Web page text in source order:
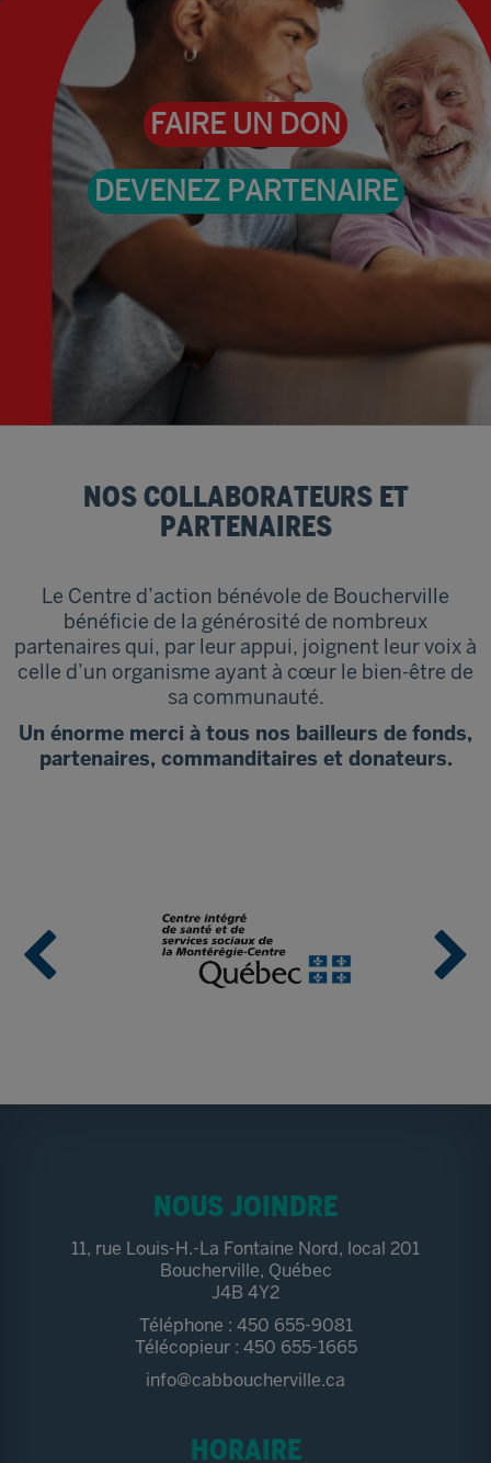
FAIRE UN DON
DEVENEZ PARTENAIRE
NOS COLLABORATEURS ET
PARTENAIRES
Le Centre d’action bénévole de Boucherville
bénéficie de la générosité de nombreux
partenaires qui, par leur appui, joignent leur voix à
celle d’un organisme ayant à cœur le bien-être de
sa communauté.
Un énorme merci à tous nos bailleurs de fonds,
partenaires, commanditaires et donateurs.
NOUS JOINDRE
11, rue Louis-H.-La Fontaine Nord, local 201
Boucherville, Québec
J4B 4Y2
Téléphone : 450 655-9081
Télécopieur : 450 655-1665
info@cabboucherville.ca
HORAIRE